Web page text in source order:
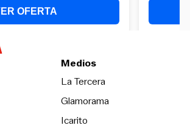
Medios
La TerceraOpens in new
Glamorama
Icarito